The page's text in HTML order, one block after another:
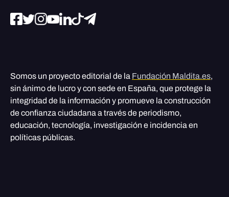
Somos un proyecto editorial de la Fundación Maldita.es,
sin ánimo de lucro y con sede en España, que protege la
integridad de la información y promueve la construcción
de confianza ciudadana a través de periodismo,
educación, tecnología, investigación e incidencia en
políticas públicas.